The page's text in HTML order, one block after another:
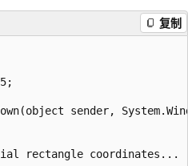
复制
sender,
rectangle coordinates...